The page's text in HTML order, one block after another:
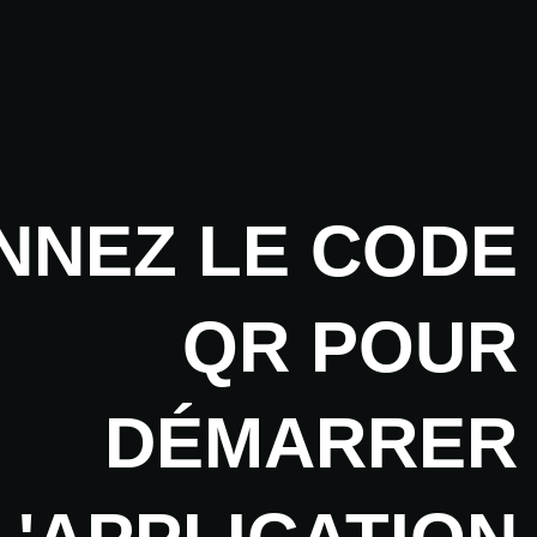
LE CODE
QR POUR
DÉMARRER